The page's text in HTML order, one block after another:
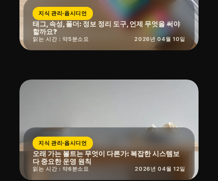
지식 관리·옵시디언
태그, 속성, 폴더: 정보 정리 도구, 언제 무엇을 써야
할까요?
읽는 시간 : 약5분소요 2026년 04월 10일
지식 관리·옵시디언
오래 가는 볼트는 무엇이 다른가: 복잡한 시스템보
다 중요한 운영 원칙
읽는 시간 : 약6분소요 2026년 04월 12일